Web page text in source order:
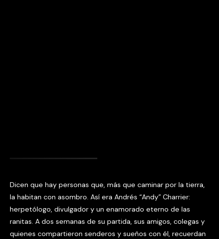
Dicen que hay personas que, más que caminar por la tierra,
la habitan con asombro. Así era Andrés “Andy” Charrier:
herpetólogo, divulgador y un enamorado eterno de las
ranitas. A dos semanas de su partida, sus amigos, colegas y
quienes compartieron senderos y sueños con él, recuerdan